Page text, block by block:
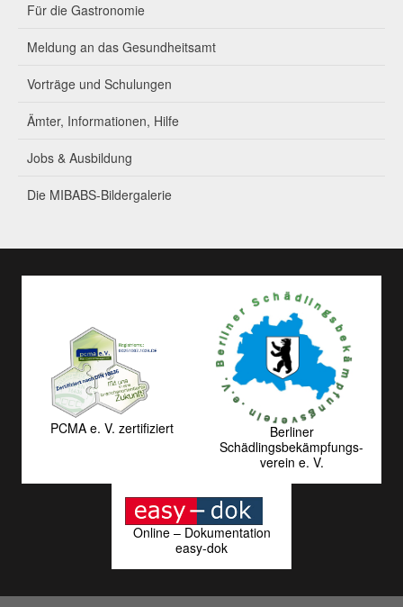
Für die Gastronomie
Meldung an das Gesundheitsamt
Vorträge und Schulungen
Ämter, Informationen, Hilfe
Jobs & Ausbildung
Die MIBABS-Bildergalerie
PCMA e. V. zertifiziert
Berliner
Schädlingsbekämpfungs­
verein e. V.
Online – Dokumentation
easy-dok